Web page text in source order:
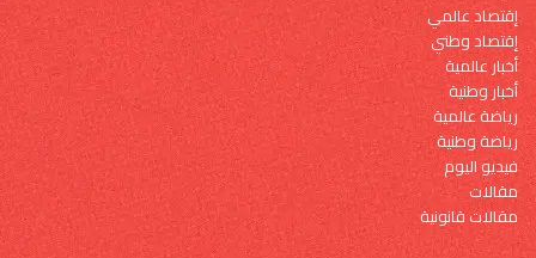
إقتصاد عالمي
إقتصاد وطني
أخبار عالمية
أخبار وطنية
رياضة عالمية
رياضة وطنية
فيديو اليوم
مقالات
مقالات قانونية